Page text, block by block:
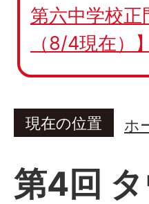
第六中学校
（8/4現在）】
現在の位置 ホ
第4回